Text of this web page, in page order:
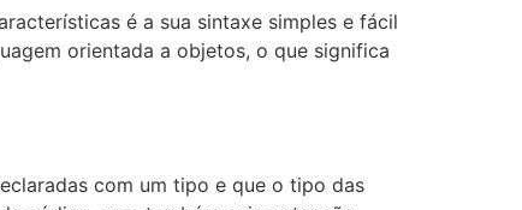
é a sua sintaxe simples e fácil
orientada a objetos, o que significa
com um tipo e que o tipo das